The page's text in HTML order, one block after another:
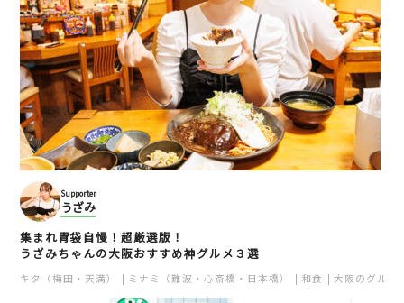
Supporter
うざみ
集まれ胃袋自慢！超厳選版！
うざみちゃんの大阪おすすめ神グルメ３選
キタ（梅田・天満） ミナミ（難波・心斎橋・日本橋） 和食 大阪のグルメ